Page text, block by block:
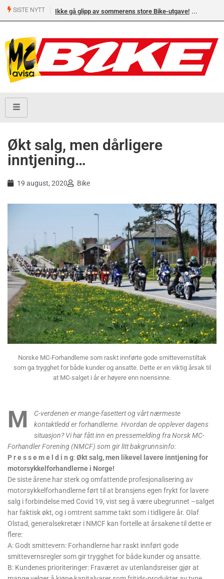
SISTE NYTT Ikke gå glipp av sommerens store Bike-utgave!
Økt salg, men dårligere
inntjening…
19 august, 2020 Bike
Norske MC-Forhandlerne som raskt innførte gode smittevernstiltak
som ga trygghet for både kunder og ansatte. Dette er en viktig årsak til
at MC-salget i år er høyere enn noensinne.
M
C-verdenen er mange-fasettert og vårt nærmeste
kontaktledd er forhandlerne. Hvordan de opplever dagens
situasjon? Vi har fått inn en pressemelding fra Norsk MC-
Forhandler Forening (NMCF) som gir litt bakgrunnsinfo:
P r e s s e m e l d i n g:Økt salg, men likevel lavere inntjening for
motorsykkelforhandlerne i Norge!
De siste årene har sterk og omfattende profesjonalisering av
motorsykkelforhandlerne ført til at bransjens egen frykt for lavere
salg i forbindelse med Covid 19, vist seg å være ubegrunnet –salget
har faktisk økt, og i omtrent samme takt som i tidligere år. Olaf
Olstad, generalsekretær i NMCF kan fortelle at årsakene til dette er
flere:
A: Godt smittevern: Forhandlerne har raskt innført gode
smittevernsregler som gir trygghet for både kunder og ansatte.
B: Kundenes prioriteringer: Fraværet av utenlandsreiser gjør at